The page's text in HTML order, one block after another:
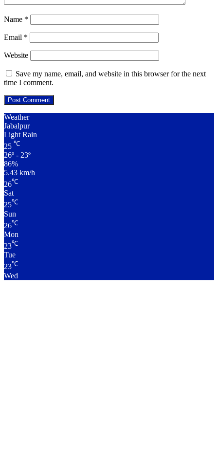
Name *
Email *
Website
Save my name, email, and website in this browser for the next
time I comment.
Weather
Jabalpur
Light Rain
25 ℃
26º - 23º
86%
5.43 km/h
26℃
Sat
25℃
Sun
26℃
Mon
23℃
Tue
23℃
Wed